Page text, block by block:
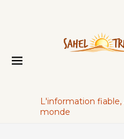
L'information
monde